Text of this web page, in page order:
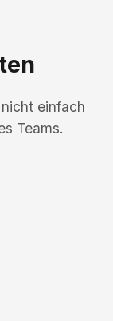
einfach
Teams.